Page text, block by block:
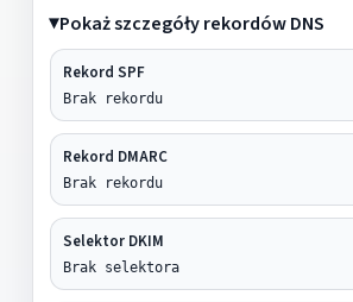
Pokaż szczegóły rekordów DNS
Rekord SPF
Brak rekordu
Rekord DMARC
Brak rekordu
Selektor DKIM
Brak selektora